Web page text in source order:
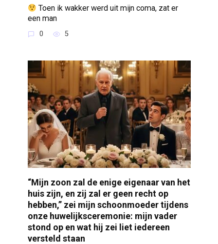
Toen ik wakker werd uit mijn coma, zat er
een man
0 5
“Mijn zoon zal de enige eigenaar van het
huis zijn, en zij zal er geen recht op
hebben,” zei mijn schoonmoeder tijdens
onze huwelijksceremonie: mijn vader
stond op en wat hij zei liet iedereen
versteld staan